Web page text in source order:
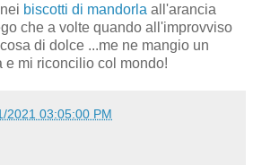
biscotti di mandorla all'arancia
che a volte quando all'improvviso
di dolce ...me ne mangio un
e mi riconcilio col mondo!
2021 03:05:00 PM